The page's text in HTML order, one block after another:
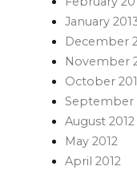
January
December
November
October
September
August 2012
May 2012
April 2012